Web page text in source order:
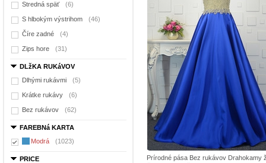
Stredná späť (6)
S hlbokým výstrihom (46)
Číre zadné (4)
Zips hore (31)
DLžKA RUKáVOV
Dlhými rukávmi
(5)
Krátke rukávy (6)
Bez rukávov (62)
FAREBNá KARTA
Modrá
(1023)
PRICE
Prírodné pása Bez rukávov Drahokamy